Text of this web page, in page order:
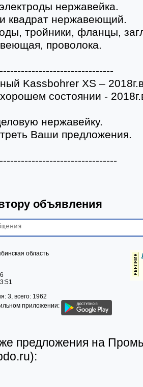
нержавейка.
квадрат нержавеющий.
тройники, фланцы,
проволока.
Kassbohrer XS –
состоянии -
нержавейку.
Ваши предложения.
объявления
область
3, всего: 1962
приложении:
предложения на